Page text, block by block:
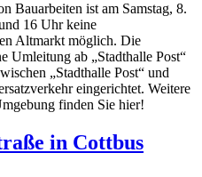
Bauarbeiten ist am Samstag, 8.
16 Uhr keine
Altmarkt möglich. Die
Umleitung ab „Stadthalle Post“
„Stadthalle Post“ und
eingerichtet. Weitere
finden Sie hier!
in Cottbus